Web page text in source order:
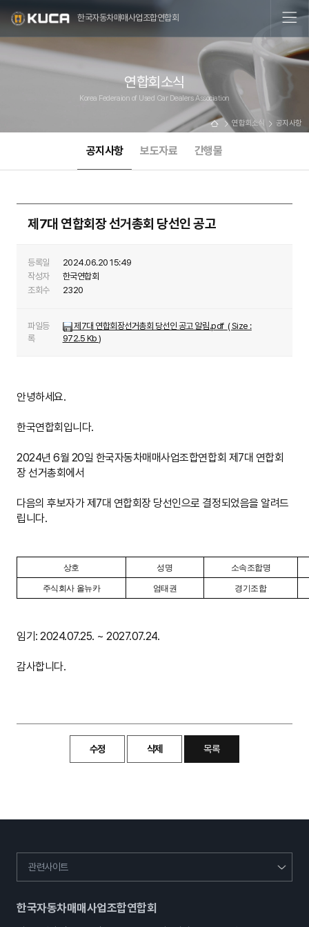
한국자동차매매사업조합연합회
연합회소식
Korea Federaion of Used Car Dealers Association
연합회소식 공지사항
공지사항 보도자료 간행물
제7대 연합회장 선거총회 당선인 공고
등록일
2024.06.20 15:49
작성자
한국연합회
조회수
2320
파일등
록
제7대 연합회장선거총회 당선인 공고 알림.pdf ( Size :
972.5 Kb )
안녕하세요.
한국연합회입니다.
2024년 6월 20일 한국자동차매매사업조합연합회 제7대 연합회
장 선거총회에서
다음의 후보자가 제7대 연합회장 당선인으로 결정되었음을 알려드
립니다.
상호 성명 소속조합명
주식회사 올뉴카 엄태권 경기조합
임기: 2024.07.25. ~ 2027.07.24.
감사합니다.
수정 삭제 목록
관련사이트
한국자동차매매사업조합연합회